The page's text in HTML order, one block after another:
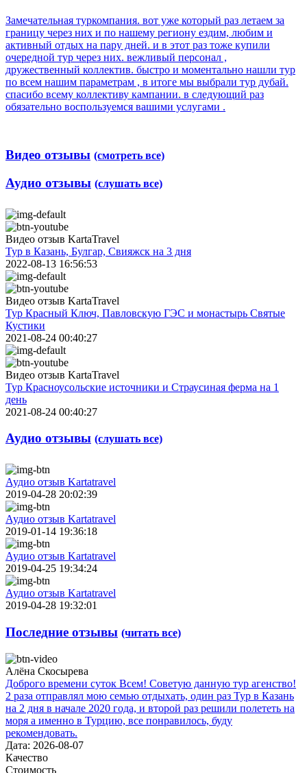
Замечательная туркомпания. вот уже который раз летаем за
границу через них и по нашему региону ездим, любим и
активный отдых на пару дней. и в этот раз тоже купили
очередной тур через них. вежливый персонал ,
дружественный коллектив. быстро и моментально нашли тур
по всем нашим параметрам , в итоге мы выбрали тур дубай.
спасибо всему коллективу кампании. в следующий раз
обязательно воспользуемся вашими услугами .
Видео отзывы (смотреть все)
Аудио отзывы (слушать все)
Видео отзыв KartaTravel
Тур в Казань, Булгар, Свияжск на 3 дня
2022-08-13 16:56:53
Видео отзыв KartaTravel
Тур Красный Ключ, Павловскую ГЭС и монастырь Святые
Кустики
2021-08-24 00:40:27
Видео отзыв KartaTravel
Тур Красноусольские источники и Страусиная ферма на 1
день
2021-08-24 00:40:27
Аудио отзывы (слушать все)
Аудио отзыв Kartatravel
2019-04-28 20:02:39
Аудио отзыв Kartatravel
2019-01-14 19:36:18
Аудио отзыв Kartatravel
2019-04-25 19:34:24
Аудио отзыв Kartatravel
2019-04-28 19:32:01
Последние отзывы (читать все)
Алёна Скосырева
Доброго времени суток Всем! Советую данную тур агенство!
2 раза отправлял мою семью отдыхать, один раз Тур в Казань
на 2 дня в начале 2020 года, и второй раз решили полететь на
моря а именно в Турцию, все понравилось, буду
рекомендовать.
Дата: 2026-08-07
Качество
Стоимость